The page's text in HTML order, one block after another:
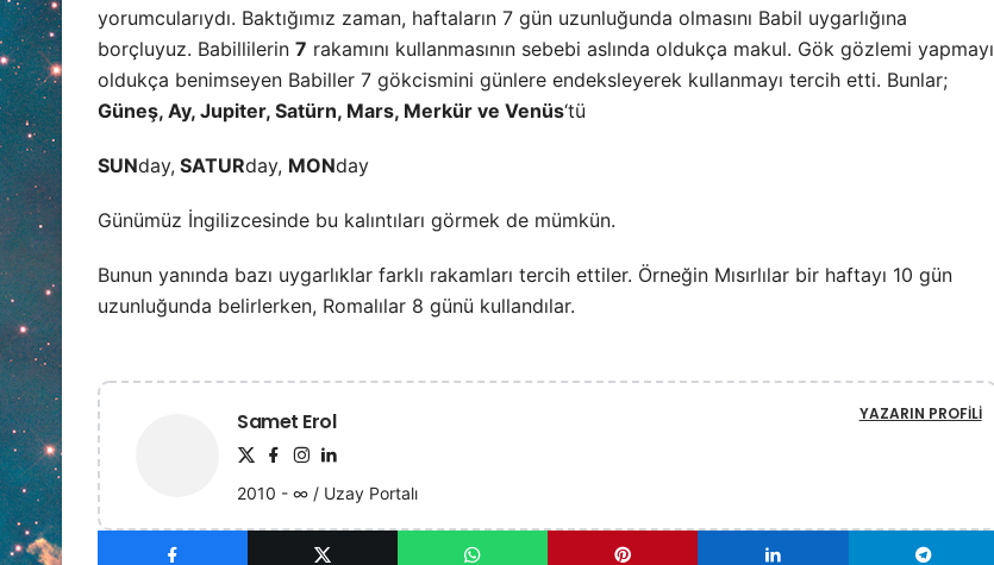
yorumcularıydı. Baktığımız zaman, haftaların 7 gün uzunluğunda olmasını Babil uygarlığına
borçluyuz. Babillilerin 7 rakamını kullanmasının sebebi aslında oldukça makul. Gök gözlemi yapmayı
oldukça benimseyen Babiller 7 gökcismini günlere endeksleyerek kullanmayı tercih etti. Bunlar;
Güneş, Ay, Jupiter, Satürn, Mars, Merkür ve Venüs‘tü
SUNday, SATURday, MONday
Günümüz İngilizcesinde bu kalıntıları görmek de mümkün.
Bunun yanında bazı uygarlıklar farklı rakamları tercih ettiler. Örneğin Mısırlılar bir haftayı 10 gün
uzunluğunda belirlerken, Romalılar 8 günü kullandılar.
Samet Erol
2010 - ∞ / Uzay Portalı
YAZARIN PROFILI